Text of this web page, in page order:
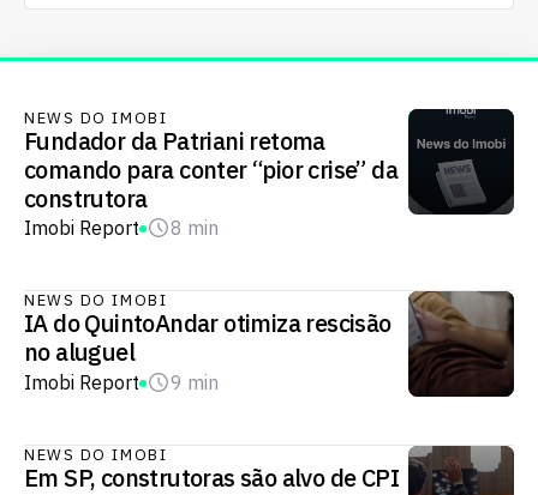
NEWS DO IMOBI
Fundador da Patriani retoma
comando para conter “pior crise” da
construtora
Imobi Report 8 min
NEWS DO IMOBI
IA do QuintoAndar otimiza rescisão
no aluguel​
Imobi Report 9 min
NEWS DO IMOBI
Em SP, construtoras são alvo de CPI